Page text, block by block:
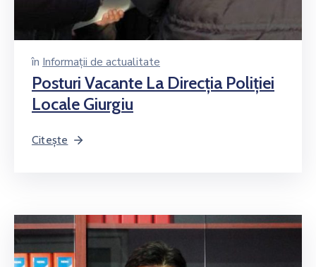
în Informații de actualitate
Posturi Vacante La Direcţia Poliţiei
Locale Giurgiu
Citește